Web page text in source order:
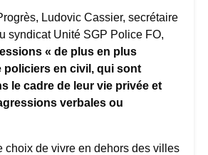
Ludovic Cassier, secrétaire
syndicat Unité SGP Police FO,
« de plus en plus
policiers en civil, qui sont
le cadre de leur vie privée et
verbales ou
choix de vivre en dehors des villes